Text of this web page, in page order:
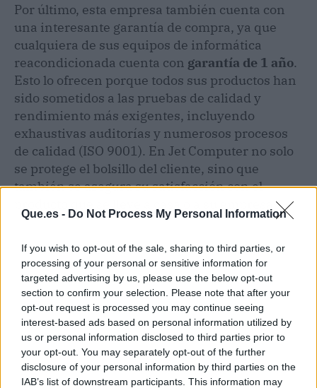
Que.es - Do Not Process My Personal Information
If you wish to opt-out of the sale, sharing to third parties, or
processing of your personal or sensitive information for
targeted advertising by us, please use the below opt-out
section to confirm your selection. Please note that after your
opt-out request is processed you may continue seeing
interest-based ads based on personal information utilized by
us or personal information disclosed to third parties prior to
your opt-out. You may separately opt-out of the further
disclosure of your personal information by third parties on the
IAB’s list of downstream participants. This information may
Por último, esta empresa también cuenta con
una interesante garantía de compra, ya que
cualquiera de sus equipos de informática
reacondicionada cuenta con garantía de 1 año.
Esto lo ofrecen porque todos sus productos han
sido sometidos a las pruebas de calidad y
rendimiento más exigentes, incluyendo
exhaustivas auditorías y numerosos procesos
de calidad (ISO 9001). En Jet Computer no solo
se protege el bolsillo del cliente, sino que
también se asegura su satisfacción con el
producto que se lleve a casa o a su empresa.